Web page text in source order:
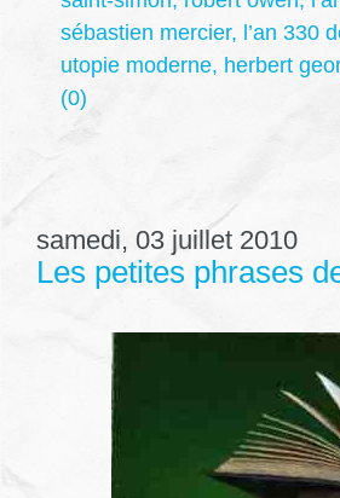
sébastien mercier, l’an 330
utopie moderne, herbert
(0)
samedi, 03 juillet 2010
Les petites phrases